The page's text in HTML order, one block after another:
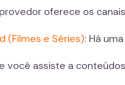
oferece os
(Filmes e Séries): Há
você assiste a